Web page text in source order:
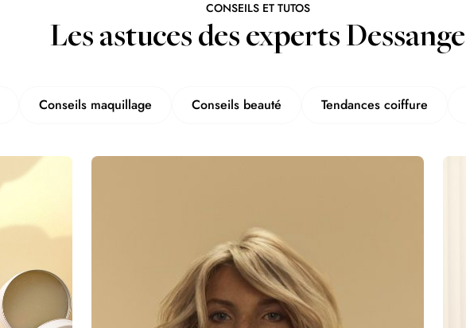
CONSEILS ET TUTOS
Les astuces des experts Dessange
Conseils maquillage Conseils beauté Tendances coiffure